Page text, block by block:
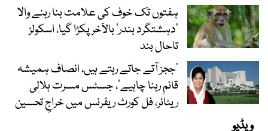
ہفتوں تک خوف کی علامت بنا رہنے والا
‘دہشتگرد بندر’ بالآخر پکڑا گیا، اسکولز
تاحال بند
’ججز آتے جاتے رہتے ہیں، انصاف ہمیشہ
قائم رہنا چاہیے‘، جسٹس مسرت ہلالی
ریٹائر، فل کورٹ ریفرنس میں خراجِ تحسین
ویڈیو